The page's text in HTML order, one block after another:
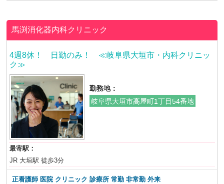
馬渕消化器内科クリニック
4週8休！ 日勤のみ！ ≪岐阜県大垣市・内科クリニッ
ク≫
勤務地：
岐阜県大垣市高屋町1丁目54番地
最寄駅：
JR 大垣駅 徒歩3分
正看護師 医院 クリニック 診療所 常勤 非常勤 外来